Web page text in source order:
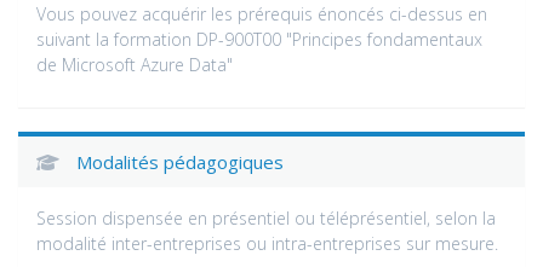
Vous pouvez acquérir les prérequis énoncés ci-dessus en
suivant la formation DP-900T00 "Principes fondamentaux
de Microsoft Azure Data"
Modalités pédagogiques
Session dispensée en présentiel ou téléprésentiel, selon la
modalité inter-entreprises ou intra-entreprises sur mesure.